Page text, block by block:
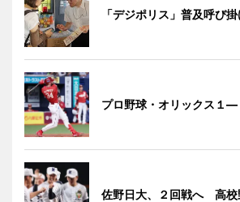
「デジポリス」普及呼び
プロ野球・オリックス１―
佐野日大、２回戦へ 高校